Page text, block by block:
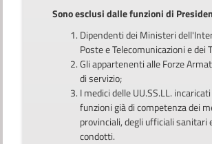
Sono esclusi dalle funzioni di
Dipendenti dei Ministeri
Poste e Telecomunicazioni e dei
Gli appartenenti alle Forze
di servizio;
I medici delle UU.SS.LL.
funzioni già di competenza dei
provinciali, degli ufficiali sanitari
condotti.